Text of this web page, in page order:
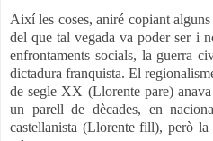
Així les coses, aniré copiant
del que tal vegada va poder ser i
enfrontaments socials, la guerra
dictadura franquista. El
de segle XX (Llorente pare)
un parell de dècades, en
castellanista (Llorente fill), però